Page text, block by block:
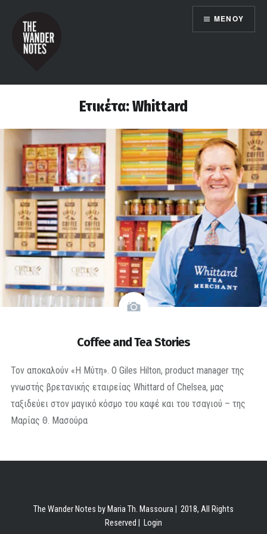
περιεχόμενο
the wander notes
ΜΕΝΟΎ
Ετικέτα:Whittard
Coffee and Tea Stories
Τον αποκαλούν «Η Μύτη». O Giles Hilton, product manager της
γνωστής βρετανικής εταιρείας Whittard of Chelsea, μας
ταξιδεύει στον μαγικό κόσμο του καφέ και του τσαγιού – της
Μαρίας Θ. Μασούρα
The Wander Notes by Maria Th. Massoura | 2018, All Rights
Reserved |
Login